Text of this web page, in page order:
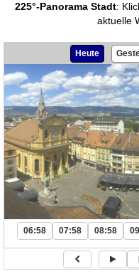
225°-Panorama Stadt:
aktuelle
Heute
06:58 07:58 08:58